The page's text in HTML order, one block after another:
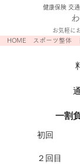
お気軽に
健康保険 交
スポーツ整体
HOME
一割
初回
２回目